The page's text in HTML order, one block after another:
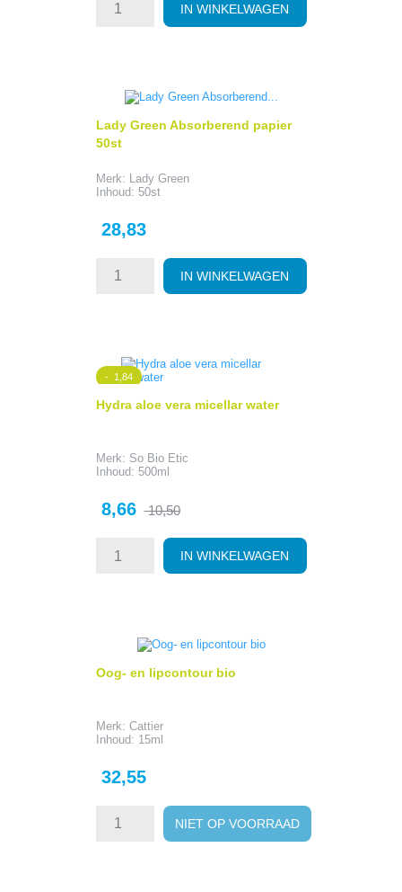
IN WINKELWAGEN
Lady Green Absorberend papier
50st
Merk: Lady Green
Inhoud: 50st
Prijs
28,83
IN WINKELWAGEN
Hydra aloe vera micellar water
Merk: So Bio Etic
Inhoud: 500ml
Prijs
8,66 Normale
10,50
IN WINKELWAGEN
- 1,84
Oog- en lipcontour bio
Merk: Cattier
Inhoud: 15ml
Prijs
32,55
NIET OP VOORRAAD